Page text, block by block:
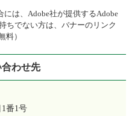
は、Adobe社が提供するAdobe
ちでない方は、バナーのリンク
料）
わせ先
番1号